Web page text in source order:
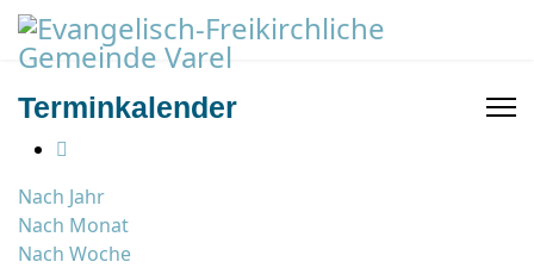
Terminkalender
Nach Jahr
Nach Monat
Nach Woche